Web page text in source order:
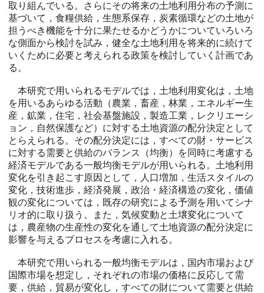
取り組んでいる。さらにその将来の土地利用分布の予測に
基づいて，食糧供給，生態系保存，炭素循環などの土地が
担うべき機能を十分に果たせるかどうかについていろいろ
な側面から検討を試み，健全な土地利用を将来的に続けて
いくために必要と考えられる政策を検討していく計画であ
る。
本研究で用いられるモデルでは，土地利用変化は，土地
を用いるあらゆる活動（農業，畜産，林業，エネルギー生
産，鉱業，住宅，社会基盤施設，製造工業，レクリエーシ
ョン，自然保護など）に対する土地資源の配分決定として
とらえられる。その配分決定には，すべての財・サービス
に対する需要と供給のバランス（均衡）を同時に考慮する
経済モデルである一般均衡モデルが用いられる。土地利用
変化を引き起こす原因として，人口増加，生活スタイルの
変化，技術進歩，経済発展，政治・経済構造の変化，価値
観の変化については，既存の研究による予測を用いてシナ
リオ的に取り扱う。また，気候変動と土壌変化について
は，農産物の生産性の変化を通して土地資源の配分決定に
影響を与えるプロセスを考慮に入れる。
本研究で用いられる一般均衡モデルは，国内市場および
国際市場を想定し，それぞれの市場の価格に反応して需
要，供給，貿易が変化し，すべての財について需要と供給